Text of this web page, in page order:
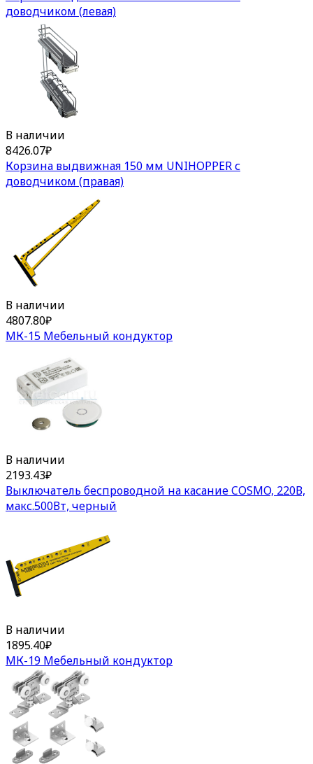
доводчиком (левая)
В наличии
8426.07₽
Корзина выдвижная 150 мм UNIHOPPER с
доводчиком (правая)
В наличии
4807.80₽
МК-15 Мебельный кондуктор
В наличии
2193.43₽
Выключатель беспроводной на касание COSMO, 220В,
макс.500Вт, черный
В наличии
1895.40₽
МК-19 Мебельный кондуктор